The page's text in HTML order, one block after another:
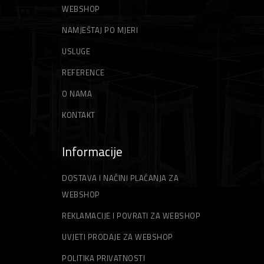
WEBSHOP
NAMJEŠTAJ PO MJERI
USLUGE
REFERENCE
O NAMA
KONTAKT
Informacije
DOSTAVA I NAČINI PLAĆANJA ZA
WEBSHOP
REKLAMACIJE I POVRATI ZA WEBSHOP
UVJETI PRODAJE ZA WEBSHOP
POLITIKA PRIVATNOSTI